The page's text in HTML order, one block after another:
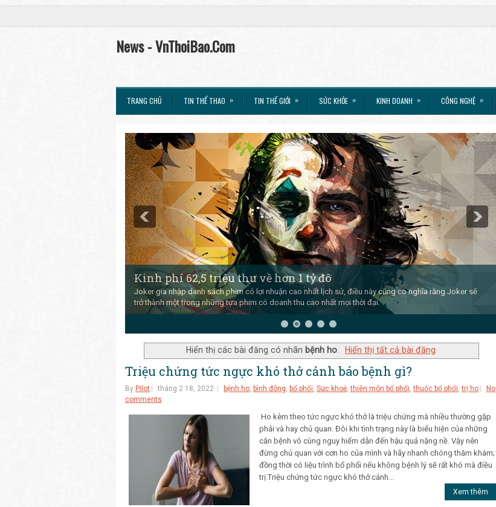
News - VnThoiBao.Com
TRANG CHỦ TIN THỂ THAO » TIN THẾ GIỚI » SỨC KHỎE » KINH DOANH » CÔNG NGHỆ »
Kinh phí 62,5 triệu thu về hơn 1 tỷ đô
Joker gia nhập danh sách phim có lợi nhuận cao nhất lịch sử, điều này cũng có nghĩa rằng Joker sẽ
trở thành một trong những tựa phim có doanh thu cao nhất mọi thời đại.
Hiển thị các bài đăng có nhãn bệnh ho. Hiển thị tất cả bài đăng
Triệu chứng tức ngực khó thở cảnh báo bệnh gì?
By Pilot tháng 2 18, 2022 bệnh ho bình đông bổ phổi Sức khoẻ ,thiên môn bổ phổi ,thuốc bổ phổi ,trị ho
No
comments
Ho kèm theo tức ngực khó thở là triệu chứng mà nhiều thường gặp
phải và hay chủ quan. Đôi khi tình trạng này là biểu hiện của những
căn bệnh vô cùng nguy hiểm dẫn đến hậu quả nặng nề. Vậy nên
đừng chủ quan với cơn ho của mình và hãy nhanh chóng thăm khám;
đồng thời có liệu trình bổ phổi nếu không bệnh lý sẽ rất khó mà điều
trị.Triệu chứng tức ngực khó thở cảnh...
Xem thêm